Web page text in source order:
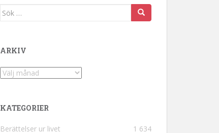
Sök efter:
ARKIV
Arkiv
KATEGORIER
Berättelser ur livet 1 634